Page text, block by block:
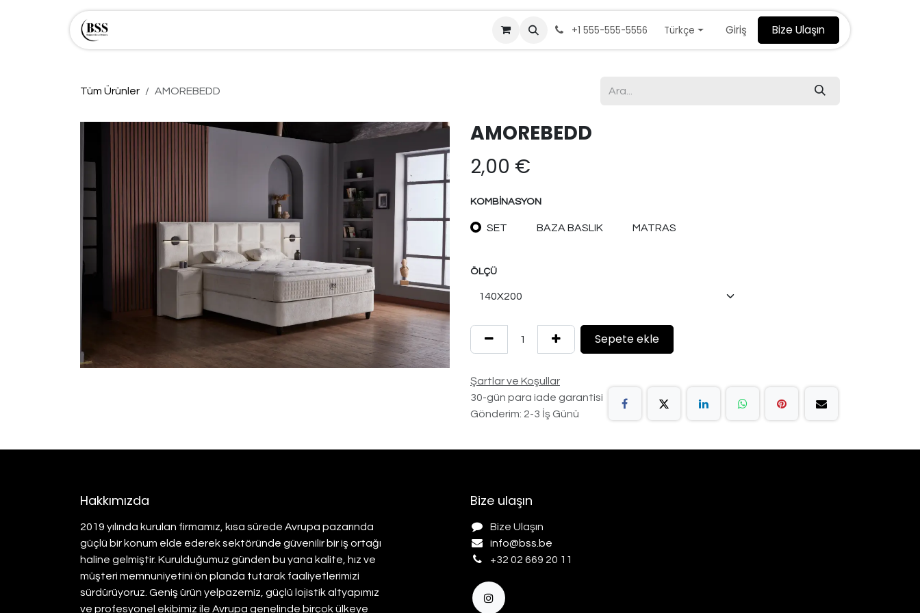
+1 555-555-5556 Türkçe Giriş Bize Ulaşın
Tüm Ürünler AMOREBEDD
AMOREBEDD
2,00 €
KOMBINASYON
SET BAZA BASLIK MATRAS
ÖLÇÜ
Sepete ekle
Şartlar ve Koşullar
30-gün para iade garantisi
Gönderim: 2-3 İş Günü
Hakkımızda
2019 yılında kurulan firmamız, kısa sürede Avrupa pazarında
güçlü bir konum elde ederek sektöründe güvenilir bir iş ortağı
haline gelmiştir. Kurulduğumuz günden bu yana kalite, hız ve
müşteri memnuniyetini ön planda tutarak faaliyetlerimizi
sürdürüyoruz. Geniş ürün yelpazemiz, güçlü lojistik altyapımız
ve profesyonel ekibimiz ile Avrupa genelinde birçok ülkeye
Bize ulaşın
Bize Ulaşın
info@bss.be
+32 02 669 20 11